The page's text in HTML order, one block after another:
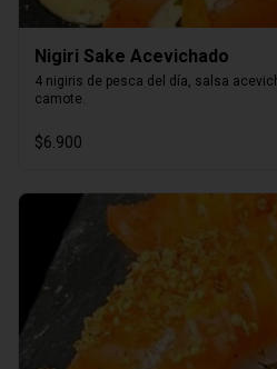
Nigiri Sake Acevichado
4 nigiris de pesca del día, salsa
camote.
$6.900